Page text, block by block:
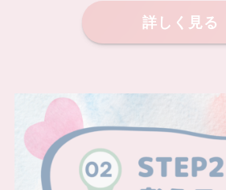
詳しく見る